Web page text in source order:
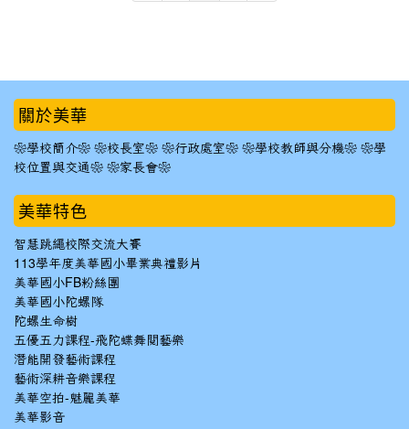
::: 關於美華
❀學校簡介❀ ❀校長室❀ ❀行政處室❀ ❀學校教師與分機❀ ❀學
校位置與交通❀ ❀家長會❀
美華特色
智慧跳繩校際交流大賽
113學年度美華國小畢業典禮影片
美華國小FB粉絲團
美華國小陀螺隊
陀螺生命樹
五優五力課程-飛陀蝶舞閱藝樂
潛能開發藝術課程
藝術深耕音樂課程
美華空拍-魅麗美華
美華影音